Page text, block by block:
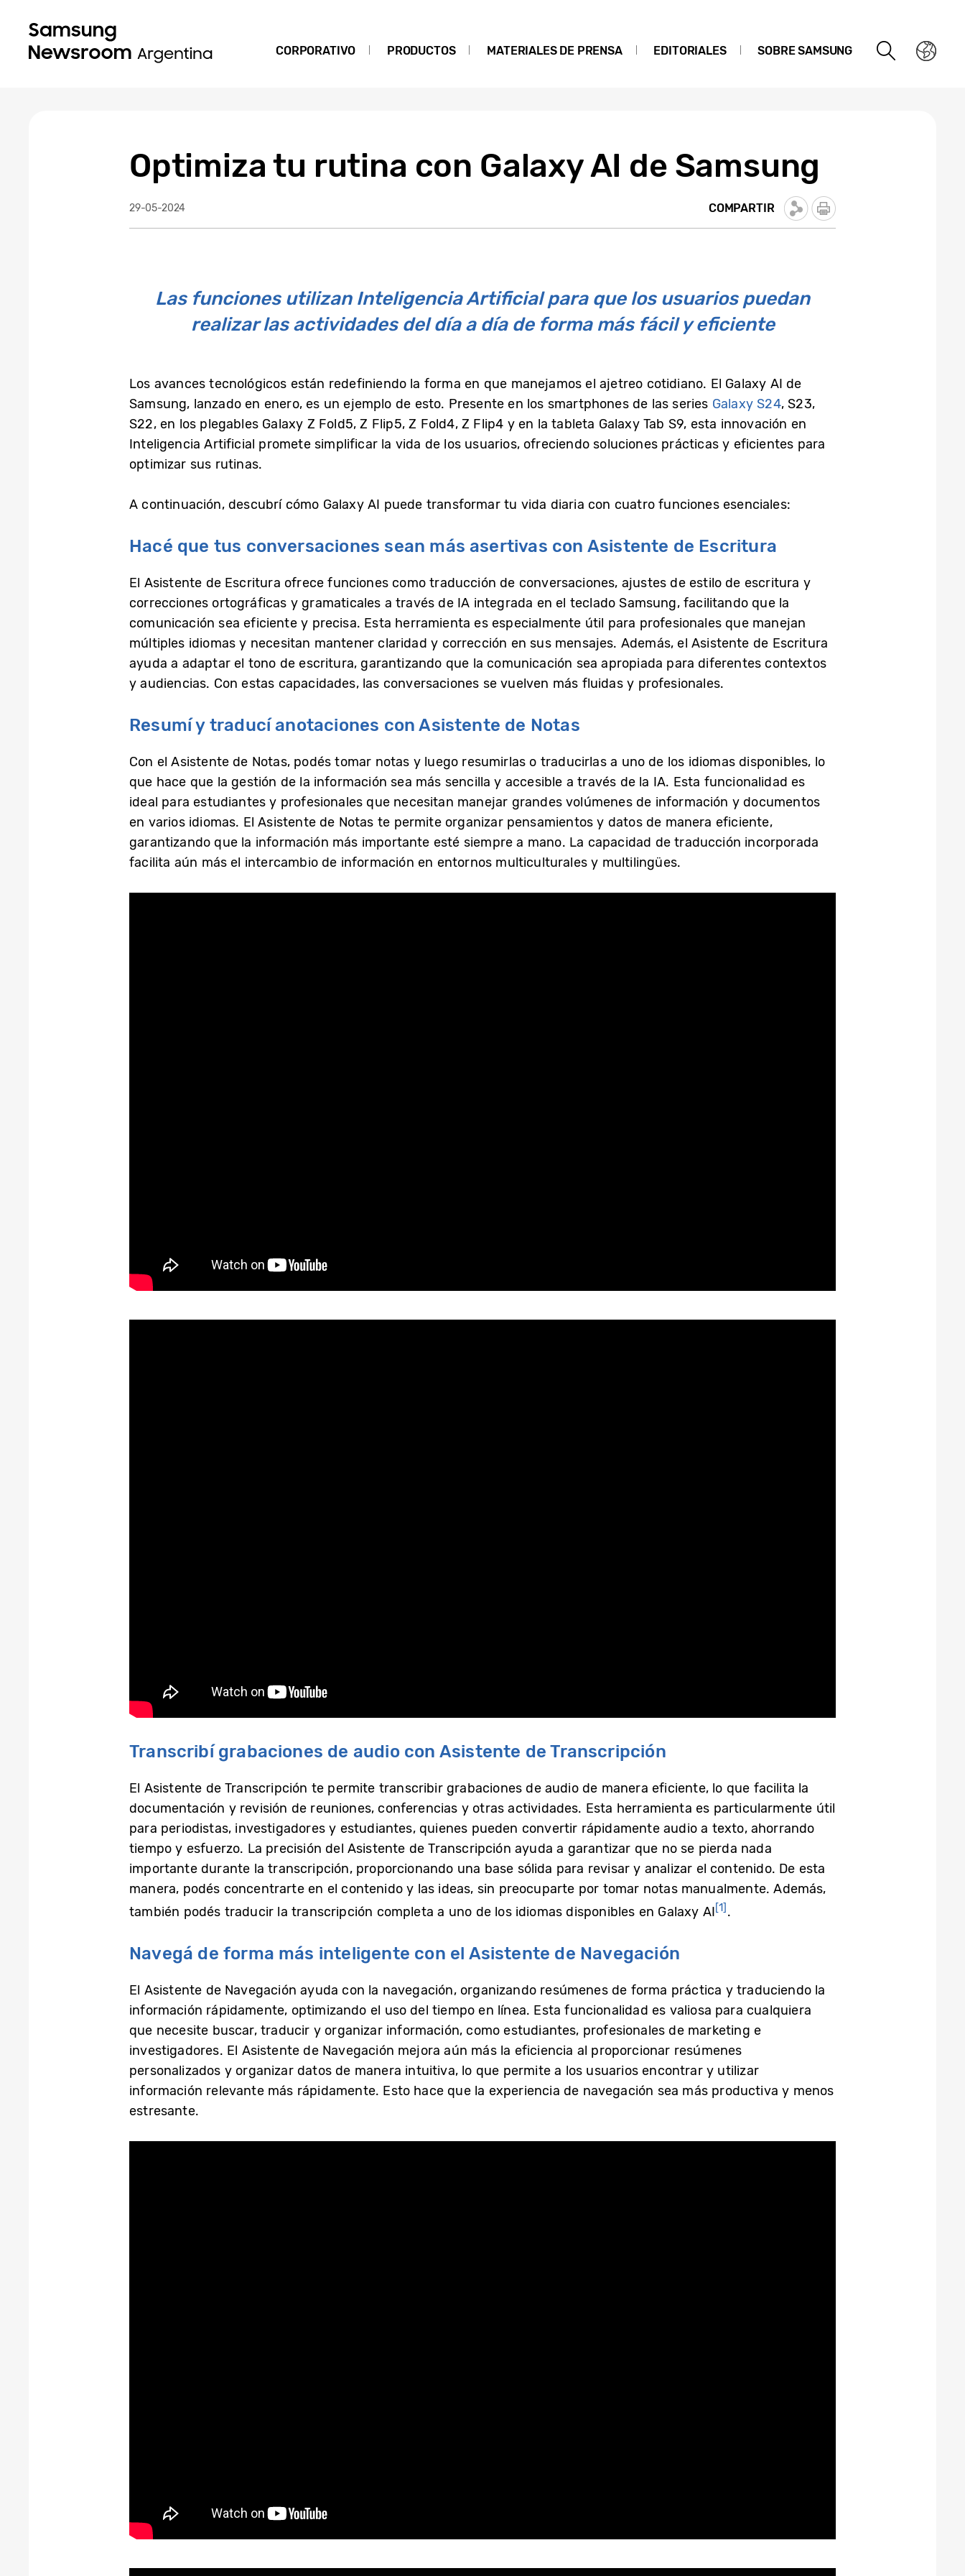
CORPORATIVO PRODUCTOS MATERIALES DE PRENSA EDITORIALES SOBRE SAMSUNG
Optimiza tu rutina con Galaxy AI de Samsung
29-05-2024 COMPARTIR
Las funciones utilizan Inteligencia Artificial para que los usuarios puedan
realizar las actividades del día a día de forma más fácil y eficiente
Los avances tecnológicos están redefiniendo la forma en que manejamos el ajetreo cotidiano. El Galaxy AI de
Samsung, lanzado en enero, es un ejemplo de esto. Presente en los smartphones de las series Galaxy S24, S23,
S22, en los plegables Galaxy Z Fold5, Z Flip5, Z Fold4, Z Flip4 y en la tableta Galaxy Tab S9, esta innovación en
Inteligencia Artificial promete simplificar la vida de los usuarios, ofreciendo soluciones prácticas y eficientes para
optimizar sus rutinas.
A continuación, descubrí cómo Galaxy AI puede transformar tu vida diaria con cuatro funciones esenciales:
Hacé que tus conversaciones sean más asertivas con Asistente de Escritura
El Asistente de Escritura ofrece funciones como traducción de conversaciones, ajustes de estilo de escritura y
correcciones ortográficas y gramaticales a través de IA integrada en el teclado Samsung, facilitando que la
comunicación sea eficiente y precisa. Esta herramienta es especialmente útil para profesionales que manejan
múltiples idiomas y necesitan mantener claridad y corrección en sus mensajes. Además, el Asistente de Escritura
ayuda a adaptar el tono de escritura, garantizando que la comunicación sea apropiada para diferentes contextos
y audiencias. Con estas capacidades, las conversaciones se vuelven más fluidas y profesionales.
Resumí y traducí anotaciones con Asistente de Notas
Con el Asistente de Notas, podés tomar notas y luego resumirlas o traducirlas a uno de los idiomas disponibles, lo
que hace que la gestión de la información sea más sencilla y accesible a través de la IA. Esta funcionalidad es
ideal para estudiantes y profesionales que necesitan manejar grandes volúmenes de información y documentos
en varios idiomas. El Asistente de Notas te permite organizar pensamientos y datos de manera eficiente,
garantizando que la información más importante esté siempre a mano. La capacidad de traducción incorporada
facilita aún más el intercambio de información en entornos multiculturales y multilingües.
Transcribí grabaciones de audio con Asistente de Transcripción
El Asistente de Transcripción te permite transcribir grabaciones de audio de manera eficiente, lo que facilita la
documentación y revisión de reuniones, conferencias y otras actividades. Esta herramienta es particularmente útil
para periodistas, investigadores y estudiantes, quienes pueden convertir rápidamente audio a texto, ahorrando
tiempo y esfuerzo. La precisión del Asistente de Transcripción ayuda a garantizar que no se pierda nada
importante durante la transcripción, proporcionando una base sólida para revisar y analizar el contenido. De esta
manera, podés concentrarte en el contenido y las ideas, sin preocuparte por tomar notas manualmente. Además,
también podés traducir la transcripción completa a uno de los idiomas disponibles en Galaxy AI[1] .
Navegá de forma más inteligente con el Asistente de Navegación
El Asistente de Navegación ayuda con la navegación, organizando resúmenes de forma práctica y traduciendo la
información rápidamente, optimizando el uso del tiempo en línea. Esta funcionalidad es valiosa para cualquiera
que necesite buscar, traducir y organizar información, como estudiantes, profesionales de marketing e
investigadores. El Asistente de Navegación mejora aún más la eficiencia al proporcionar resúmenes
personalizados y organizar datos de manera intuitiva, lo que permite a los usuarios encontrar y utilizar
información relevante más rápidamente. Esto hace que la experiencia de navegación sea más productiva y menos
estresante.